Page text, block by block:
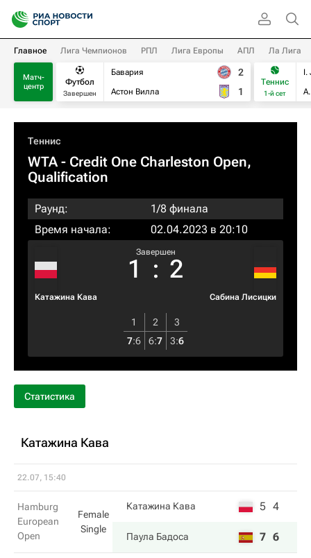
Главное Лига Чемпионов РПЛ Лига Европы АПЛ Ла Лига
Матч-
центр
Футбол
Завершен
Бавария
Астон Вилла
2
1
Теннис
1-й сет
I.
Теннис
WTA- Credit One Charleston Open,
Qualification
Раунд:
1/8 финала
Время начала:
02.04.2023 в 20:10
Катажина Кава
Завершен
1 : 2
Сабина Лисицки
1 2
3
7:6 6:7 3:6
Статистика
Катажина Кава
22.07, 15:40
Hamburg
European
Open
Female
Single
Катажина Кава 5 4
Паула Бадоса 7 6